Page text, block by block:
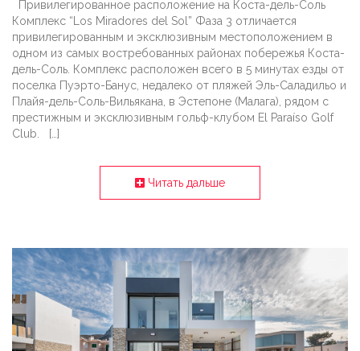
Привилегированное расположение на Коста-дель-Соль
Комплекс “Los Miradores del Sol” Фаза 3 отличается
привилегированным и эксклюзивным местоположением в
одном из самых востребованных районах побережья Коста-
дель-Соль. Комплекс расположен всего в 5 минутах езды от
поселка Пуэрто-Банус, недалеко от пляжей Эль-Саладильо и
Плайя-дель-Соль-Вильякана, в Эстепоне (Малага), рядом с
престижным и эксклюзивным гольф-клубом El Paraíso Golf
Club. […]
Читать дальше